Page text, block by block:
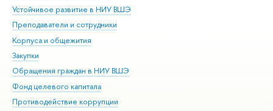
Устойчивое развитие в НИУ ВШЭ
Преподаватели и сотрудники
Корпуса и общежития
Закупки
Обращения граждан в НИУ ВШЭ
Фонд целевого капитала
Противодействие коррупции